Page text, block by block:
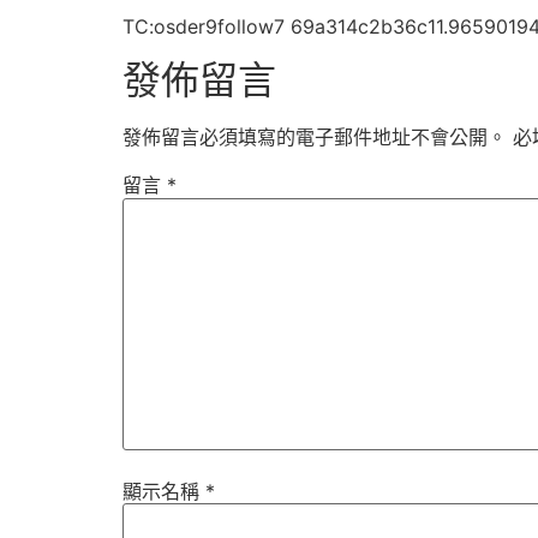
TC:osder9follow7
發佈留言
發佈留言必須填寫的電子郵件地址不會公開。 必
留言 *
顯示名稱 *